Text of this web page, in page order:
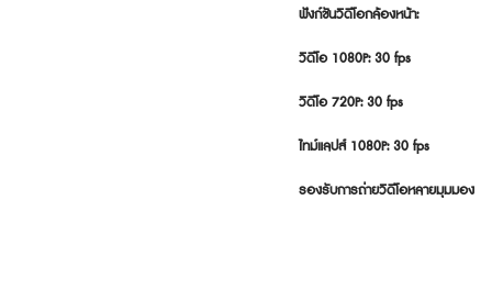
ฟังก์ชันวิดีโอกล้องหน้า:
วิดีโอ 1080P: 30 fps
วิดีโอ 720P: 30 fps
ไทม์แลปส์ 1080P: 30 fps
รองรับการถ่ายวิดีโอหลายมุมมอง